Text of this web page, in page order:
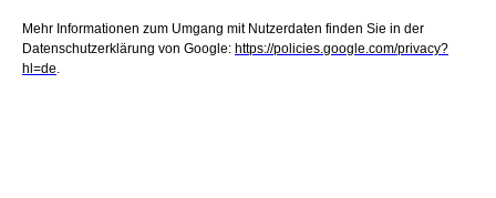
Mehr Informationen zum Umgang mit Nutzerdaten finden Sie in der
Datenschutzerklärung von Google: https://policies.google.com/privacy?
hl=de.